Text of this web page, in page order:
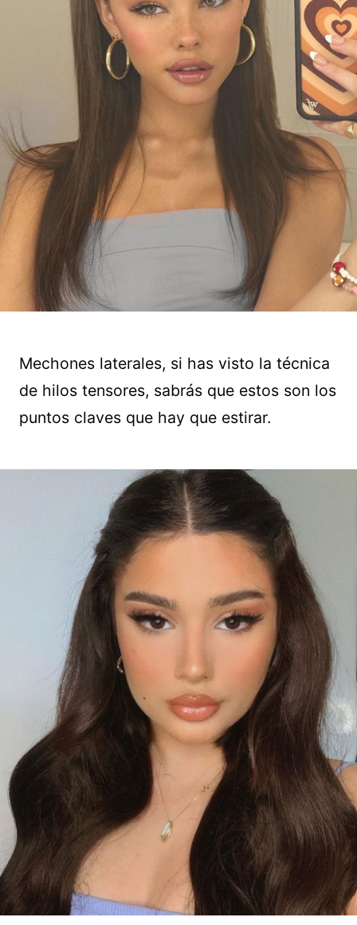
Mechones laterales, si has visto la técnica
de hilos tensores, sabrás que estos son los
puntos claves que hay que estirar.